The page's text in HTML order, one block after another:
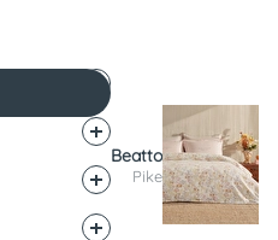
Beatto
Pike